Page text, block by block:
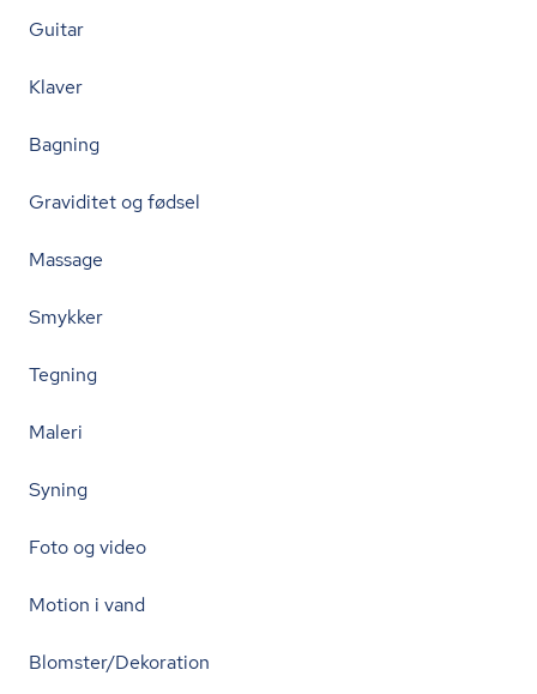
Guitar
Klaver
Bagning
Graviditet og fødsel
Massage
Smykker
Tegning
Maleri
Syning
Foto og video
Motion i vand
Blomster/Dekoration